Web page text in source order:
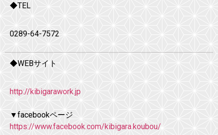
◆TEL
0289-64-7572
◆WEBサイト
http://kibigarawork.jp
▼facebookページ
https://www.facebook.com/kibigara.koubou/